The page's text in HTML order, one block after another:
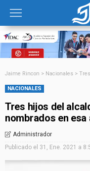
Jaime Rincon > Nacionales > Tres
NACIONALES
Tres hijos del
nombrados en esa
Administrador
Publicado el 31, Ene. 2021 a